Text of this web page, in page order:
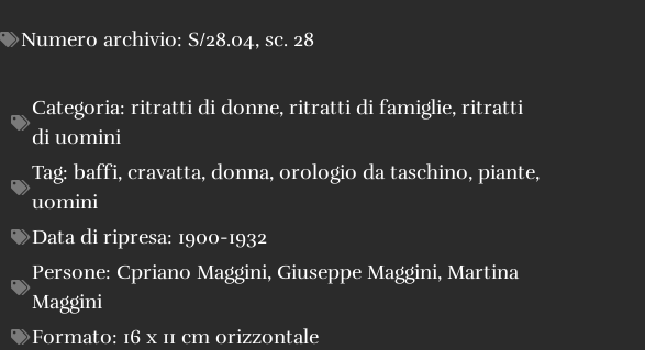
Numero archivio: S/28.04, sc. 28
Categoria: ritratti di donne, ritratti di famiglie, ritratti
di uomini
Tag: baffi, cravatta, donna, orologio da taschino, piante,
uomini
Data di ripresa: 1900-1932
Persone: Cpriano Maggini, Giuseppe Maggini, Martina
Maggini
Formato: 16 x 11 cm orizzontale